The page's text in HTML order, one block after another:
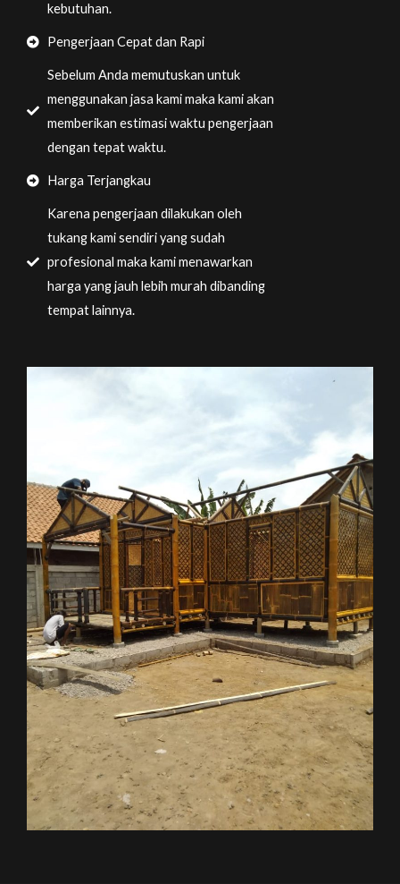
kebutuhan.
Pengerjaan Cepat dan Rapi
Sebelum Anda memutuskan untuk
menggunakan jasa kami maka kami akan
memberikan estimasi waktu pengerjaan
dengan tepat waktu.
Harga Terjangkau
Karena pengerjaan dilakukan oleh
tukang kami sendiri yang sudah
profesional maka kami menawarkan
harga yang jauh lebih murah dibanding
tempat lainnya.